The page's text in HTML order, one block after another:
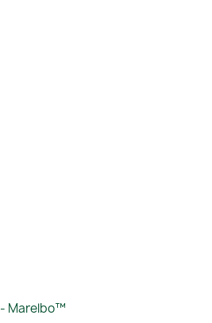
Marelbo™